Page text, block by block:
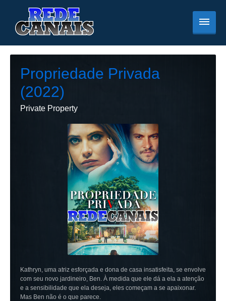
Propriedade Privada
(2022)
Private Property
Kathryn, uma atriz esforçada e dona de casa insatisfeita, se envolve
com seu novo jardineiro, Ben. À medida que ele dá a ela a atenção
e a sensibilidade que ela deseja, eles começam a se apaixonar.
Mas Ben não é o que parece.